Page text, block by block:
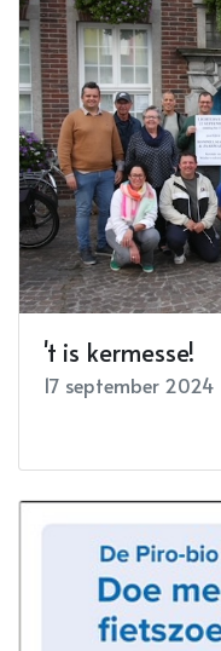
Resonance
17 september 2024
't is kermesse!
17 september 2024